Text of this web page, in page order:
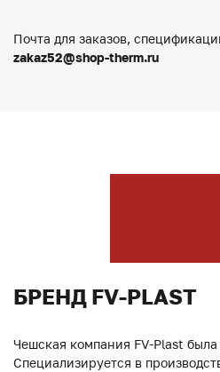
Почта для заказов,
zakaz52@shop-therm.ru
БРЕНД FV-PLAST
Чешская компания FV-Plast была
Специализируется в